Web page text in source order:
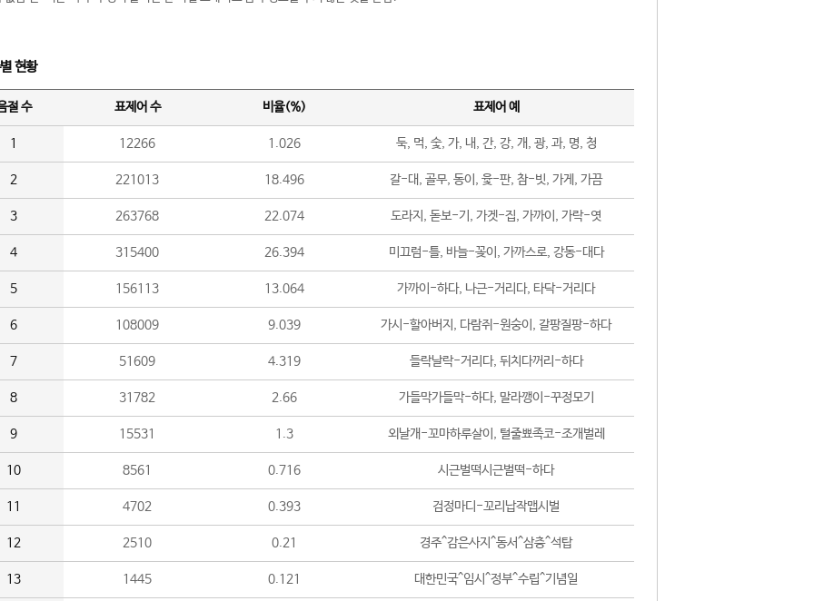
현황
절 수 표제어 수 비율(%) 표제어 예
1 12266 1.026 둑, 먹, 숯, 가, 내, 간, 강, 개, 광, 과, 명, 청
2 221013 18.496 갈-대, 골무, 동이, 윷-판, 참-빗, 가게, 가끔
3 263768 22.074 도라지, 돋보-기, 가겟-집, 가까이, 가락-엿
4 315400 26.394 미끄럼-틀, 바늘-꽂이, 가까스로, 강동-대다
5 156113 13.064 가까이-하다, 나근-거리다, 타닥-거리다
6 108009 9.039 가시-할아버지, 다람쥐-원숭이, 갈팡질팡-하다
7 51609 4.319 들락날락-거리다, 뒤치다꺼리-하다
8 31782 2.66 가들막가들막-하다, 말라깽이-꾸정모기
9 15531 1.3 외날개-꼬마하루살이, 털줄뾰족코-조개벌레
10 8561 0.716 시근벌떡시근벌떡-하다
11 4702 0.393 검정마디-꼬리납작맵시벌
12 2510 0.21 경주^감은사지^동서^삼층^석탑
13 1445 0.121 대한민국^임시^정부^수립^기념일